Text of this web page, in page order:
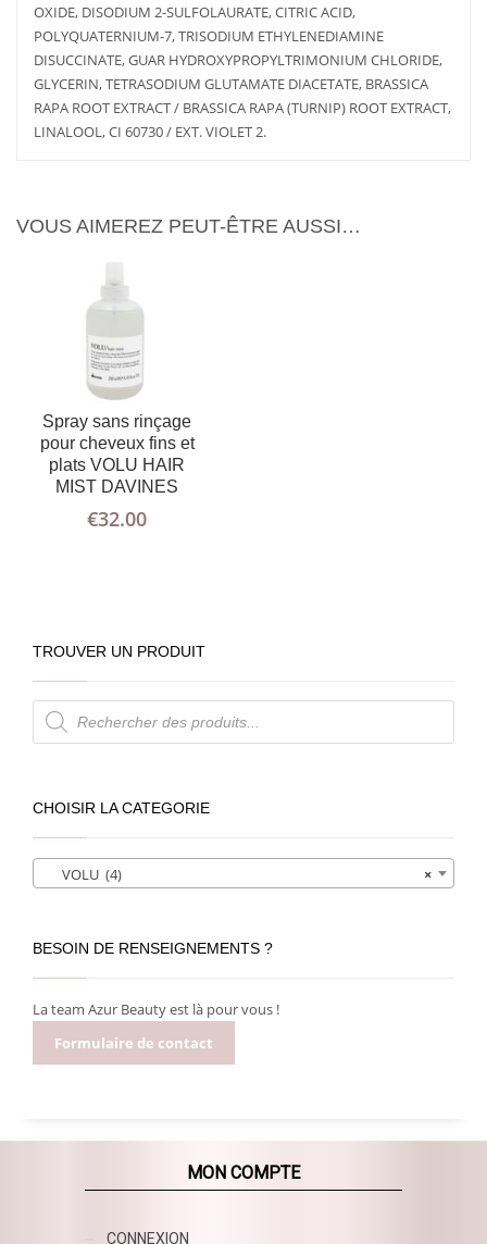
OXIDE, DISODIUM 2-SULFOLAURATE, CITRIC ACID,
POLYQUATERNIUM-7, TRISODIUM ETHYLENEDIAMINE
DISUCCINATE, GUAR HYDROXYPROPYLTRIMONIUM CHLORIDE,
GLYCERIN, TETRASODIUM GLUTAMATE DIACETATE, BRASSICA
RAPA ROOT EXTRACT / BRASSICA RAPA (TURNIP) ROOT EXTRACT,
LINALOOL, CI 60730 / EXT. VIOLET 2.
VOUS AIMEREZ PEUT-ÊTRE AUSSI…
Spray sans rinçage
pour cheveux fins et
plats VOLU HAIR
MIST DAVINES
€32.00
AJOUTER
AU PANIER
PLUS
D'INFOS
TROUVER UN PRODUIT
Recherche
de
produits
CHOISIR LA CATEGORIE
×
VOLU (4)
BESOIN DE RENSEIGNEMENTS ?
La team Azur Beauty est là pour vous !
Formulaire de contact
MON COMPTE
CONNEXION